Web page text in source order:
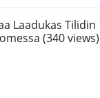
Laadukas Tilidin
(340 views)